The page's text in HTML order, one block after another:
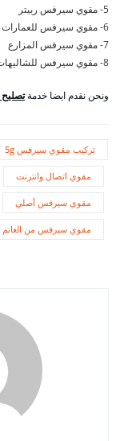
5- مقوي سيرفس ربيتر
6- مقوي سيرفس للعمارات
7- مقوي سيرفس المزارع
8- مقوي سيرفس للشاليهات
ونحن نقدم ايضا خدمةتصليح
تركيب مقوي سيرفس 5g
مقوي اتصال وانترنت
مقوي سيرفس أصلي
مقوي سيرفس من الغانم